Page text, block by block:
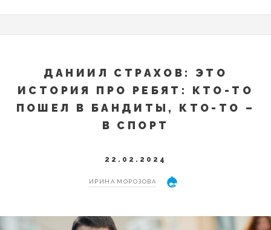
ДАНИИЛ СТРАХОВ: ЭТО
ИСТОРИЯ ПРО РЕБЯТ: КТО-ТО
ПОШЕЛ В БАНДИТЫ, КТО-ТО –
В СПОРТ
22.02.2024
ИРИНА МОРОЗОВА